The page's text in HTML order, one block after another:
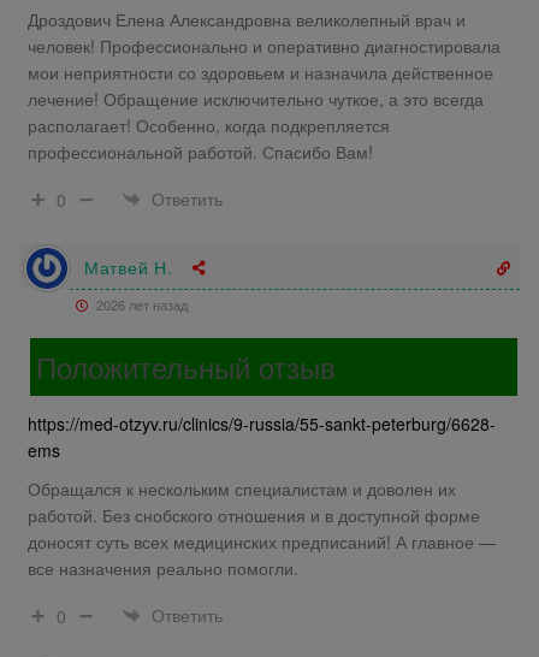
Дроздович Елена Александровна великолепный врач и
человек! Профессионально и оперативно диагностировала
мои неприятности со здоровьем и назначила действенное
лечение! Обращение исключительно чуткое, а это всегда
располагает! Особенно, когда подкрепляется
профессиональной работой. Спасибо Вам!
0
Ответить
Матвей Н.
2026 лет назад
Положительный отзыв
https://med-otzyv.ru/clinics/9-russia/55-sankt-peterburg/6628-
ems
Обращался к нескольким специалистам и доволен их
работой. Без снобского отношения и в доступной форме
доносят суть всех медицинских предписаний! А главное —
все назначения реально помогли.
0
Ответить